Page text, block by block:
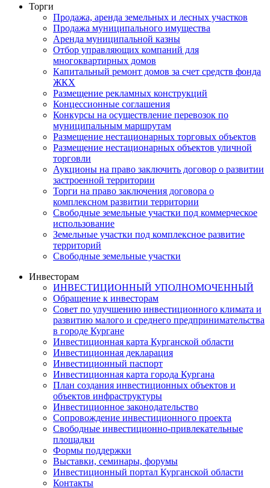
Торги
Продажа, аренда земельных и лесных участков
Продажа муниципального имущества
Аренда муниципальной казны
Отбор управляющих компаний для
многоквартирных домов
Капитальный ремонт домов за счет средств фонда
ЖКХ
Размещение рекламных конструкций
Концессионные соглашения
Конкурсы на осуществление перевозок по
муниципальным маршрутам
Размещение нестационарных торговых объектов
Размещение нестационарных объектов уличной
торговли
Аукционы на право заключить договор о развитии
застроенной территории
Торги на право заключения договора о
комплексном развитии территории
Свободные земельные участки под коммерческое
использование
Земельные участки под комплексное развитие
территорий
Свободные земельные участки
Инвесторам
ИНВЕСТИЦИОННЫЙ УПОЛНОМОЧЕННЫЙ
Обращение к инвесторам
Совет по улучшению инвестиционного климата и
развитию малого и среднего предпринимательства
в городе Кургане
Инвестиционная карта Курганской области
Инвестиционная декларация
Инвестиционный паспорт
Инвестиционная карта города Кургана
План создания инвестиционных объектов и
объектов инфраструктуры
Инвестиционное законодательство
Сопровождение инвестиционного проекта
Свободные инвестиционно-привлекательные
площадки
Формы поддержки
Выставки, семинары, форумы
Инвестиционный портал Курганской области
Контакты